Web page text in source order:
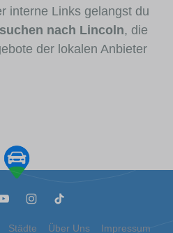
interne Links gelangst du
nach Lincoln, die
der lokalen Anbieter
Städte Über Uns Impressum